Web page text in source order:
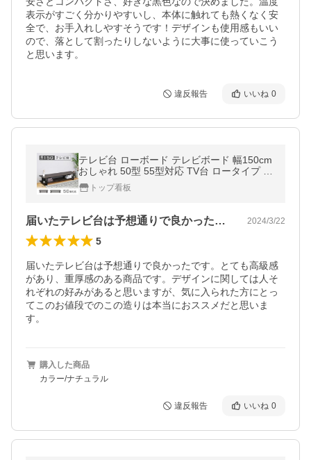
表示がすごく分かりやすいし、本体に触れても熱くなく安
全で、お手入れしやすそうです！デザインも使用感もいい
ので、落として割ったりしないように大事に使っていこう
と思います。
違反報告 いいね 0
テレビ台 ローボード テレビボード 幅150cm
おしゃれ 50型 55型対応 TV台 ロータイプ ス
チール ブラウン板 TVボード 収納 リビング
ボード テレビラック
トップ看板
届いたテレビ台は予想通りで良かったです… 2024/3/22
5
届いたテレビ台は予想通りで良かったです。とても高級感
があり、重厚感のある商品です。デザインに関しては人そ
れぞれの好みがあると思いますが、気に入られた方にとっ
てこのお値段でのこの造りは本当におススメだと思いま
購入した商品
カラー/ナチュラル
違反報告 いいね 0